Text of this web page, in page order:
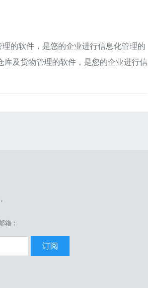
的软件，是您的企业进行信息化管理的
及货物管理的软件，是您的企业进行信
箱：
订阅